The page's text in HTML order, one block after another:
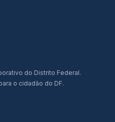
do Distrito Federal.
o cidadão do DF.